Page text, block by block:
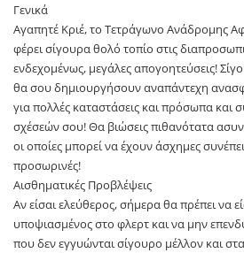
Γενικά
Αγαπητέ Κριέ, το Τετράγωνο Ανάδρομης
φέρει σίγουρα θολό τοπίο στις
ενδεχομένως, μεγάλες απογοητεύσεις!
θα σου δημιουργήσουν αναπάντεχη
για πολλές καταστάσεις και πρόσωπα και
σχέσεών σου! Θα βιώσεις πιθανότατα
οι οποίες μπορεί να έχουν άσχημες
προσωρινές!
Αισθηματικές Προβλέψεις
Αν είσαι ελεύθερος, σήμερα θα πρέπει να
υποψιασμένος στο φλερτ και να μην
που δεν εγγυώνται σίγουρο μέλλον και